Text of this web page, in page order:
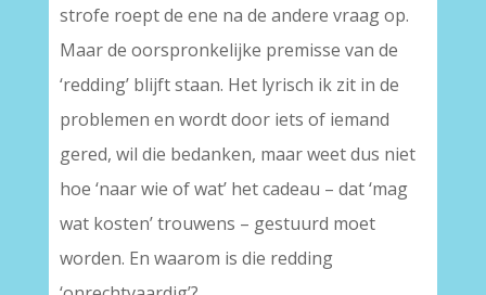
strofe roept de ene na de andere vraag op.
Maar de oorspronkelijke premisse van de
‘redding’ blijft staan. Het lyrisch ik zit in de
problemen en wordt door iets of iemand
gered, wil die bedanken, maar weet dus niet
hoe ‘naar wie of wat’ het cadeau – dat ‘mag
wat kosten’ trouwens – gestuurd moet
worden. En waarom is die redding